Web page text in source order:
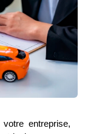
entreprise,